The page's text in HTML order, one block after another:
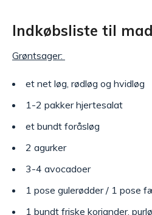
Indkøbsliste til
Grøntsager:
et net løg, rødløg og hvidløg
1-2 pakker hjertesalat
et bundt foråsløg
2 agurker
3-4 avocadoer
1 pose gulerødder / 1 pose
1 bundt friske koriander,